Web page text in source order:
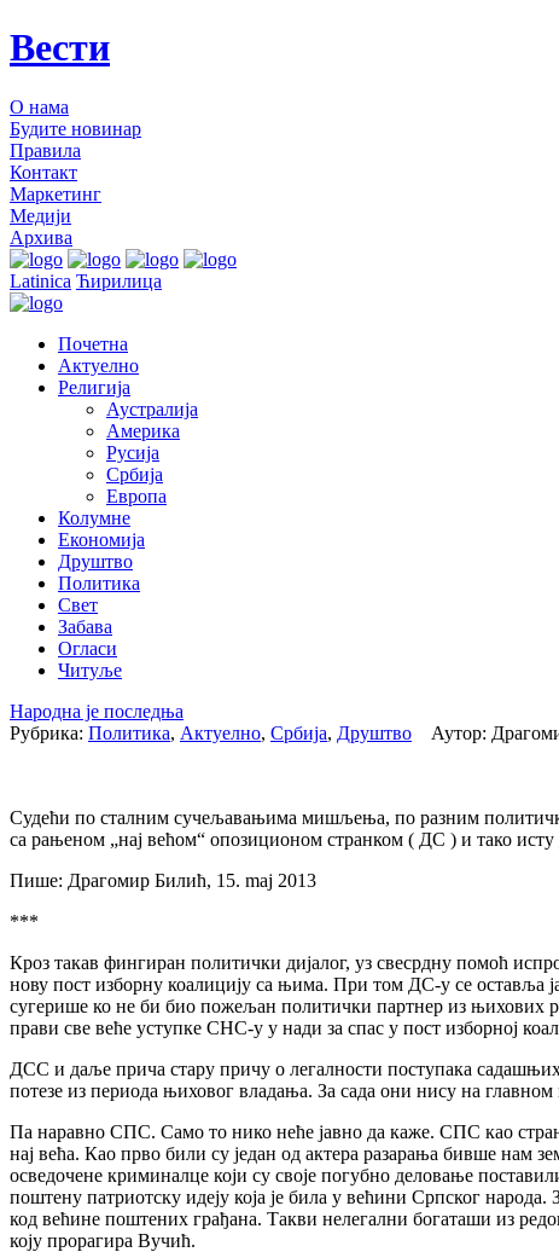
Вести
О нама
Будите новинар
Правила
Контакт
Маркетинг
Медији
Архива
Latinica Ћирилица
Почетна
Актуелно
Религија
Аустралија
Америка
Русија
Србија
Европа
Колумне
Економија
Друштво
Политика
Свет
Забава
Огласи
Читуље
Народна је последња
Рубрика: Политика, Актуелно, Србија, Друштво Аутор:
Судећи по сталним сучељавањима мишљења, по разним
са рањеном „нај већом“ опозиционом странком ( ДС ) и тако
Пише: Драгомир Билић, 15. maj 2013
***
Кроз такав фингиран политички дијалог, уз свесрдну помоћ
нову пост изборну коалицију са њима. При том ДС-у се оставља
сугерише ко не би био пожељан политички партнер из њихових
прави све веће уступке СНС-у у нади за спас у пост изборној
ДСС и даље прича стару причу о легалности поступака
потезе из периода њиховог владања. За сада они нису на
Па наравно СПС. Само то нико неће јавно да каже. СПС као
нај већа. Као прво били су један од актера разарања бивше нам
осведочене криминалце који су своје погубно деловање
поштену патриотску идеју која је била у већини Српског
код већине поштених грађана. Такви нелегални богаташи из
коју прорагира Вучић.